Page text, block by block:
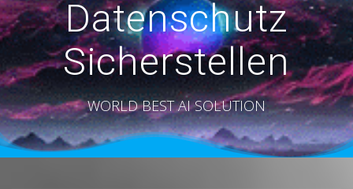
Datenschutz
Sicherstellen
WORLD BEST AI SOLUTION